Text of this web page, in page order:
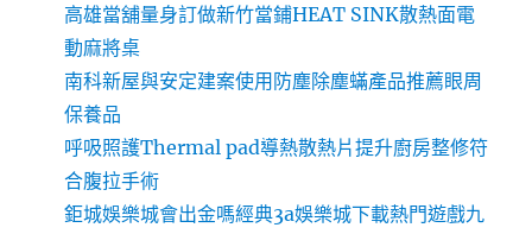
高雄當舖量身訂做新竹當鋪HEAT SINK散熱面電
動麻將桌
南科新屋與安定建案使用防塵除塵蟎產品推薦眼周
保養品
呼吸照護Thermal pad導熱散熱片提升廚房整修符
合腹拉手術
鉅城娛樂城會出金嗎經典3a娛樂城下載熱門遊戲九